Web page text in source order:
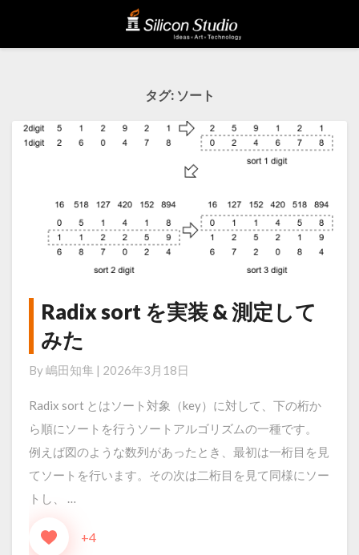
タグ: ソート
Radix
sort
を
実
装
&
測
定
し
Radix sort を実装 & 測定して
みた
By嶋田知隼| 2026年3月18日
Radix sort とはソート対象（key）に対して、下の桁か
ら順にソートを行うソートアルゴリズムの一種です。
例えば図のような数列があったとき、最初は一桁目を見
てソートを行います。その次は二桁目を見て同様にソー
トし、 …
+4